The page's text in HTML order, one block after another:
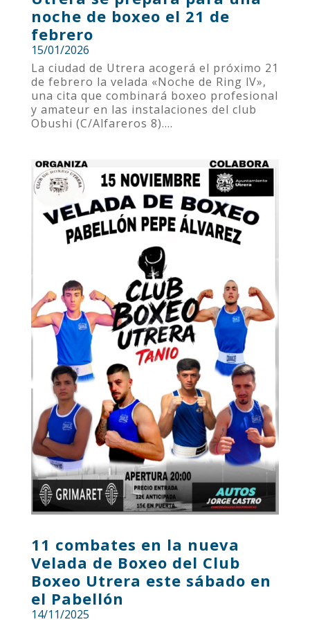
noche de boxeo el 21 de
febrero
15/01/2026
La ciudad de Utrera acogerá el próximo 21
de febrero la velada «Noche de Ring lV»,
una cita que combinará boxeo profesional
y amateur en las instalaciones del club
Obushi (C/Alfareros 8)....
11 combates en la nueva
Velada de Boxeo del Club
Boxeo Utrera este sábado en
el Pabellón
14/11/2025